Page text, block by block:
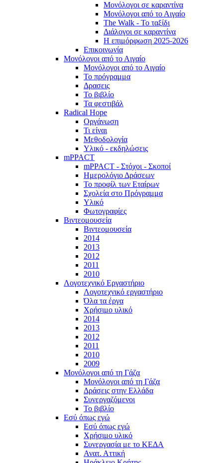
Μονόλογοι σε καραντίνα
Μονόλογοι από το Αιγαίο
The Walk - Το ταξίδι
Διάλογοι σε καραντίνα
Η επιμόρφωση 2025-2026
Επικοινωνία
Μονόλογοι από το Αιγαίο
Μονόλογοι από το Αιγαίο
Το πρόγραμμα
Δρασεις
Το βιβλίο
Τα φεστιβάλ
Radical Hope
Οργάνωση
Τι είναι
Μεθοδολογία
Υλικό - εκδηλώσεις
mPPACT
mPPACT - Στόχοι - Σκοποί
Ημερολόγιο Δράσεων
Το προφίλ των Εταίρων
Σχολεία στο Πρόγραμμα
Υλικό
Φωτογραφίες
Βιντεομουσεία
Βιντεομουσεία
2014
2013
2012
2011
2010
Λογοτεχνικό Εργαστήριο
Λογοτεχνικό εργαστήριο
Όλα τα έργα
Χρήσιμο υλικό
2014
2013
2012
2011
2010
2009
Μονόλογοι από τη Γάζα
Μονόλογοι από τη Γάζα
Δράσεις στην Ελλάδα
Συνεργαζόμενοι
To βιβλίο
Εσύ όπως εγώ
Εσύ όπως εγώ
Χρήσιμο υλικό
Συνεργασία με το ΚΕΔΑ
Ανατ. Αττική